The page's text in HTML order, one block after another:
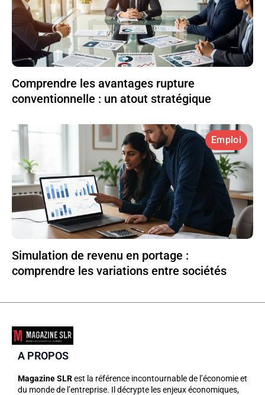
Comprendre les avantages rupture
conventionnelle : un atout stratégique
Emploi
Simulation de revenu en portage :
comprendre les variations entre sociétés
A PROPOS
Magazine SLRest la référence incontournable de l’économie et
du monde de l’entreprise. Il décrypte les enjeux économiques,